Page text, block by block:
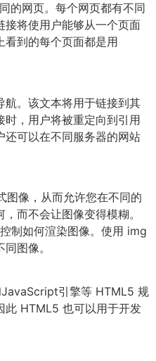
的网页。每个网页都有不同
接将使用户能够从一个页面
看到的每个页面都是用
航。该文本将用于链接到其
，用户将被重定向到引用
还可以在不同服务器的网站
图像，从而允许您在不同的
而不会让图像变得模糊。
制如何渲染图像。使用 img
图像。
引擎等 HTML5 规
此 HTML5 也可以用于开发